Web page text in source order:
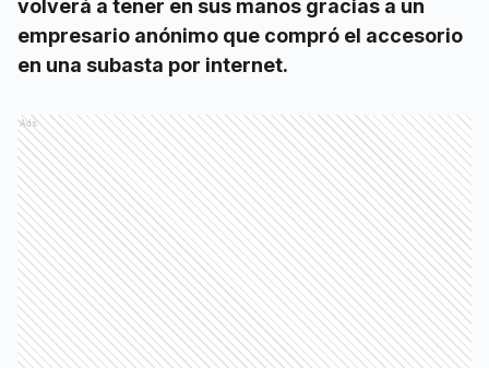
volverá a tener en sus manos gracias a un
empresario anónimo que compró el accesorio
en una subasta por internet.
Ads